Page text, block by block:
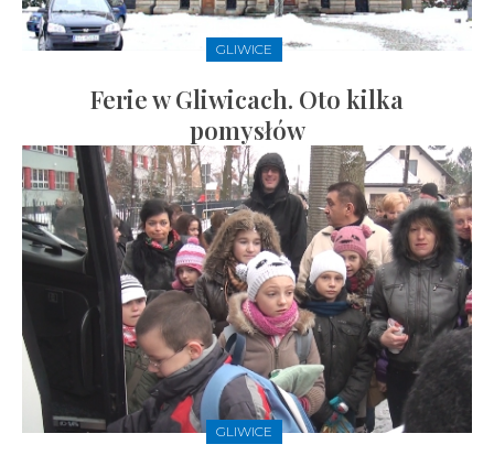
GLIWICE
Ferie w Gliwicach. Oto kilka
pomysłów
GLIWICE